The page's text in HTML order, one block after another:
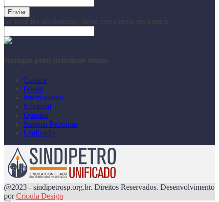
Navegue pelos principais temas
Cultura
Daesp
Internacional
Nacional
Opinião
Sistema Petrobrás
Unificado
@2023 - sindipetrosp.org.br. Direitos Reservados. Desenvolvimento
porCrioula Design